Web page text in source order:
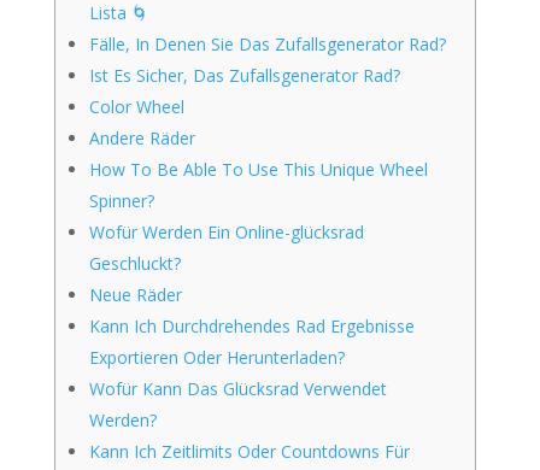
Lista 🌀
Fälle, In Denen Sie Das Zufallsgenerator Rad?
Ist Es Sicher, Das Zufallsgenerator Rad?
Color Wheel
Andere Räder
How To Be Able To Use This Unique Wheel
Spinner?
Wofür Werden Ein Online-glücksrad
Geschluckt?
Neue Räder
Kann Ich Durchdrehendes Rad Ergebnisse
Exportieren Oder Herunterladen?
Wofür Kann Das Glücksrad Verwendet
Werden?
Kann Ich Zeitlimits Oder Countdowns Für